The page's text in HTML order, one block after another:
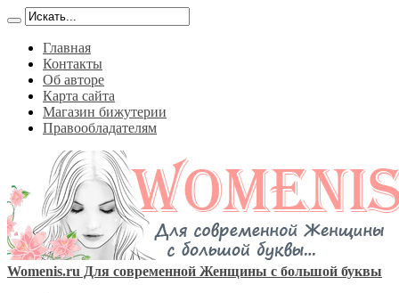
Главная
Контакты
Об авторе
Карта сайта
Магазин бижутерии
Правообладателям
Womenis.ru Для современной Женщины с большой буквы